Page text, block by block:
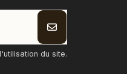
du site.